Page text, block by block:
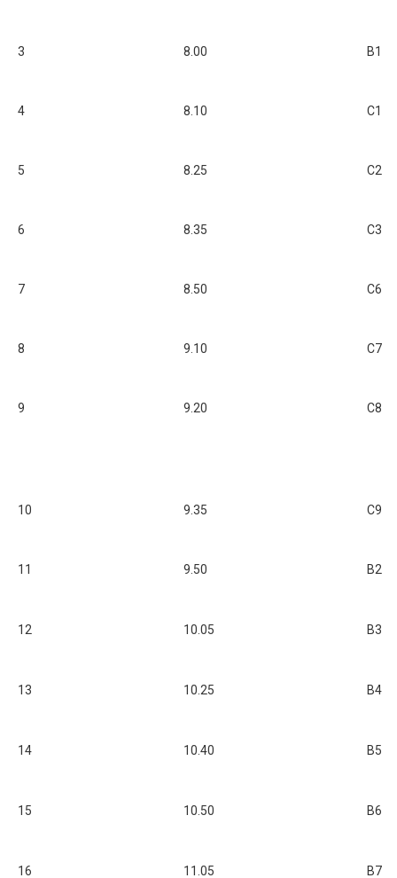
3 8.00 B1
4 8.10 C1
5 8.25 C2
6 8.35 C3
7 8.50 C6
8 9.10 C7
9 9.20 C8
10 9.35 C9
11 9.50 B2
12 10.05 B3
13 10.25 B4
14 10.40 B5
15 10.50 B6
16 11.05 B7